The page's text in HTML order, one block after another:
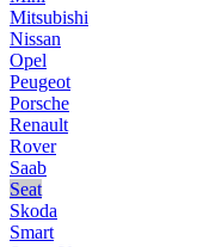
Mitsubishi
Nissan
Opel
Peugeot
Porsche
Renault
Rover
Saab
Seat
Skoda
Smart